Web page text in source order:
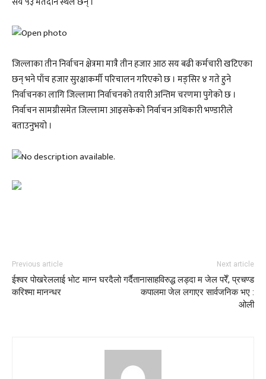
जिल्लाका तीन निर्वाचन क्षेत्रमा मात्रै तीन हजार आठ सय बढी कर्मचारी खटिएका
छन् भने पाँच हजार सुरक्षाकर्मी परिचालन गरिएको छ । मङ्सिर ४ गते हुने
निर्वाचनका लागि जिल्लामा निर्वाचनको तयारी अन्तिम चरणमा पुगेको छ ।
निर्वाचन सामग्रीसमेत जिल्लामा आइसकेको निर्वाचन अधिकारी भण्डारीले
बताउनुभयो ।
Previous article
ईश्वर पोखरेललाई भोट माग्न घरदैलो गर्दै
करिश्मा मानन्धर
Next article
तानासाहविरुद्ध लड्दा म जेल परेँ, प्रचण्ड
कपालमा जेल लगाएर सार्वजनिक भए :
ओली